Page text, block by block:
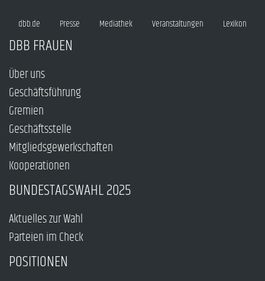
dbb.de Presse Mediathek Veranstaltungen Lexikon
DBB FRAUEN
Über uns
Geschäftsführung
Gremien
Geschäftsstelle
Mitgliedsgewerkschaften
Kooperationen
BUNDESTAGSWAHL 2025
Aktuelles zur Wahl
Parteien im Check
POSITIONEN